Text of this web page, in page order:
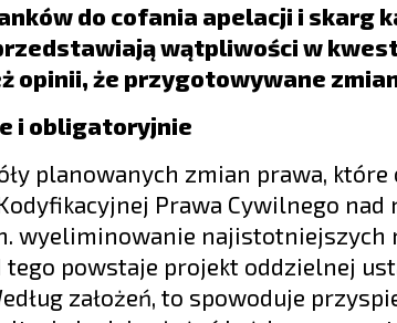
do cofania apelacji i skarg
wątpliwości w
opinii, że przygotowywane
i obligatoryjnie
planowanych zmian prawa,
Prawa Cywilnego
wyeliminowanie najistotniejszych
tego powstaje projekt oddzielnej
założeń, to spowoduje